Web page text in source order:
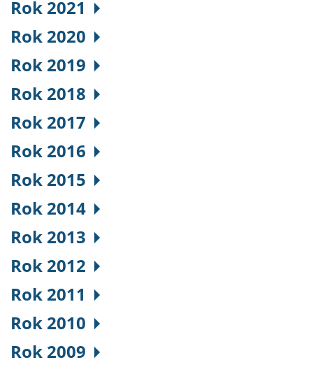
Rok 2021
Rok 2020
Rok 2019
Rok 2018
Rok 2017
Rok 2016
Rok 2015
Rok 2014
Rok 2013
Rok 2012
Rok 2011
Rok 2010
Rok 2009